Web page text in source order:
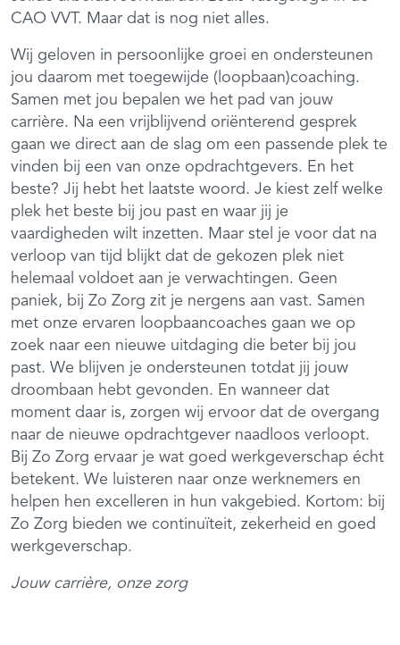
CAO VVT. Maar dat is nog niet alles.
Wij geloven in persoonlijke groei en ondersteunen
jou daarom met toegewijde (loopbaan)coaching.
Samen met jou bepalen we het pad van jouw
carrière. Na een vrijblijvend oriënterend gesprek
gaan we direct aan de slag om een passende plek te
vinden bij een van onze opdrachtgevers. En het
beste? Jij hebt het laatste woord. Je kiest zelf welke
plek het beste bij jou past en waar jij je
vaardigheden wilt inzetten. Maar stel je voor dat na
verloop van tijd blijkt dat de gekozen plek niet
helemaal voldoet aan je verwachtingen. Geen
paniek, bij Zo Zorg zit je nergens aan vast. Samen
met onze ervaren loopbaancoaches gaan we op
zoek naar een nieuwe uitdaging die beter bij jou
past. We blijven je ondersteunen totdat jij jouw
droombaan hebt gevonden. En wanneer dat
moment daar is, zorgen wij ervoor dat de overgang
naar de nieuwe opdrachtgever naadloos verloopt.
Bij Zo Zorg ervaar je wat goed werkgeverschap écht
betekent. We luisteren naar onze werknemers en
helpen hen excelleren in hun vakgebied. Kortom: bij
Zo Zorg bieden we continuïteit, zekerheid en goed
werkgeverschap.
Jouw carrière, onze zorg